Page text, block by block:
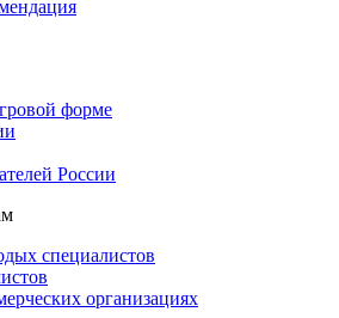
форме
России
специалистов
организациях